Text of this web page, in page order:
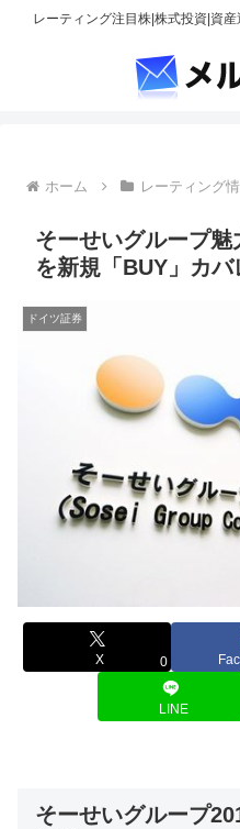
レーティング注目株|株式投資|資
ホーム レーティング
そーせいグループ
を新規「BUY」カバ
ドイツ証券
X 0
LINE
そーせいグループ